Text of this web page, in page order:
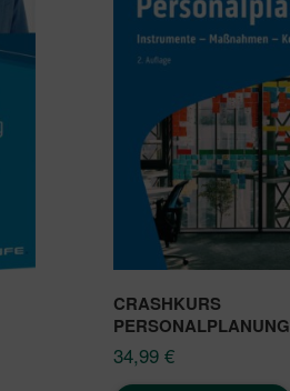
CRASHKURS
PERSONALPLANUNG
34,99 €